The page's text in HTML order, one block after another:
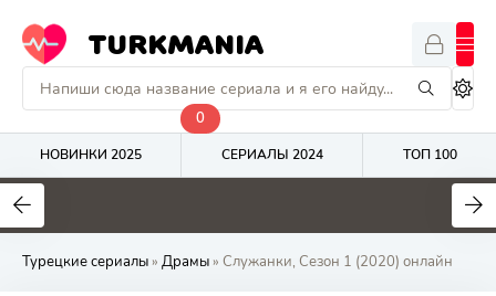
TURKMANIA
НОВИНКИ 2025
0
СЕРИАЛЫ 2024 ТОП 100
9
Турецкие сериалы» Драмы» Служанки, Сезон 1 (2020) онлайн